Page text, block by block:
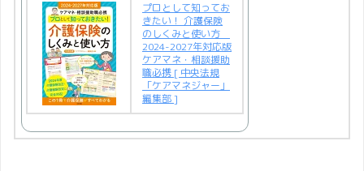
プロとして知ってお
きたい！ 介護保険
のしくみと使い方
2024-2027年対応版
ケアマネ・相談援助
職必携 [ 中央法規
「ケアマネジャー」
編集部 ]